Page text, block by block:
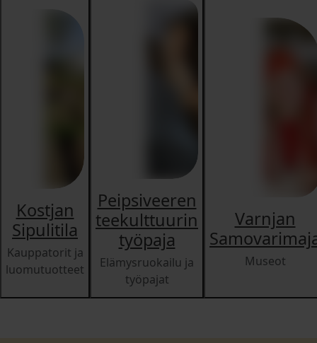
Kostjan
Sipulitila
Kauppatorit ja
luomutuotteet
Peipsiveeren
teekulttuurin
työpaja
Elämysruokailu ja
työpajat
Varnjan
Museot